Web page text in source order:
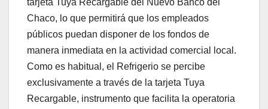
tarjeta Tuya Recargable del Nuevo Banco del
Chaco, lo que permitirá que los empleados
públicos puedan disponer de los fondos de
manera inmediata en la actividad comercial local.
Como es habitual, el Refrigerio se percibe
exclusivamente a través de la tarjeta Tuya
Recargable, instrumento que facilita la operatoria